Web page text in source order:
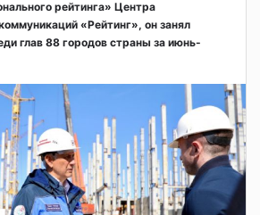
рейтинга» Центра
«Рейтинг», он занял
глав 88 городов страны за июнь-